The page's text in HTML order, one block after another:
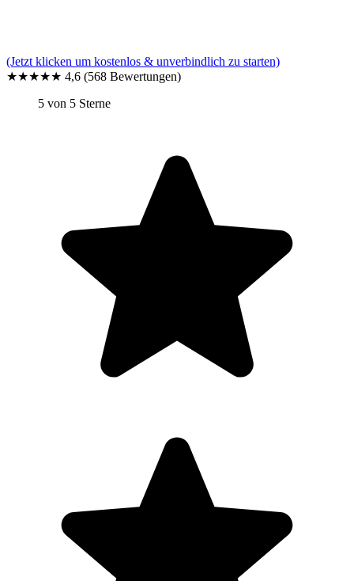
(Jetzt klicken um kostenlos & unverbindlich zu starten)
★★★★★ 4,6 (568 Bewertungen)
5 von 5 Sterne